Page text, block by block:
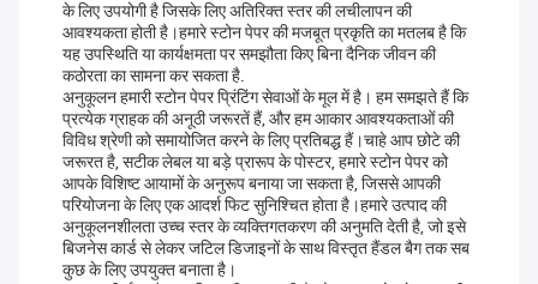
के लिए उपयोगी है जिसके लिए अतिरिक्त स्तर की लचीलापन की
आवश्यकता होती है।हमारे स्टोन पेपर की मजबूत प्रकृति का मतलब है कि
यह उपस्थिति या कार्यक्षमता पर समझौता किए बिना दैनिक जीवन की
कठोरता का सामना कर सकता है.
अनुकूलन हमारी स्टोन पेपर प्रिंटिंग सेवाओं के मूल में है। हम समझते हैं कि
प्रत्येक ग्राहक की अनूठी जरूरतें हैं, और हम आकार आवश्यकताओं की
विविध श्रेणी को समायोजित करने के लिए प्रतिबद्ध हैं।चाहे आप छोटे की
जरूरत है, सटीक लेबल या बड़े प्रारूप के पोस्टर, हमारे स्टोन पेपर को
आपके विशिष्ट आयामों के अनुरूप बनाया जा सकता है, जिससे आपकी
परियोजना के लिए एक आदर्श फिट सुनिश्चित होता है।हमारे उत्पाद की
अनुकूलनशीलता उच्च स्तर के व्यक्तिगतकरण की अनुमति देती है, जो इसे
बिजनेस कार्ड से लेकर जटिल डिजाइनों के साथ विस्तृत हैंडल बैग तक सब
कुछ के लिए उपयुक्त बनाता है।